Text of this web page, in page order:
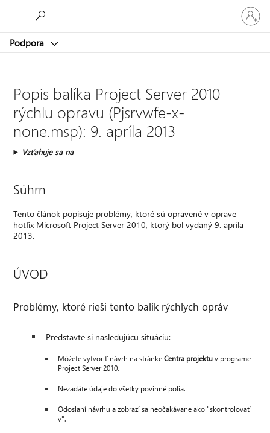
Podpora
Prihláste
sa
k
kontu
Popis balíka Project Server 2010
rýchlu opravu (Pjsrvwfe-x-
none.msp): 9. apríla 2013
Vzťahuje sa na
Súhrn
Tento článok popisuje problémy, ktoré sú opravené v oprave
hotfix Microsoft Project Server 2010, ktorý bol vydaný 9. apríla
2013.
ÚVOD
Problémy, ktoré rieši tento balík rýchlych opráv
Predstavte si nasledujúcu situáciu:
Môžete vytvoriť návrh na stránkeCentra projektuv programe
Project Server 2010.
Nezadáte údaje do všetky povinné polia.
Odoslaní návrhu a zobrazí sa neočakávane ako "skontrolovať
v".